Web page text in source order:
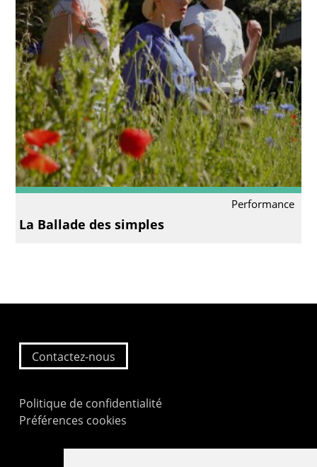
Performance
La Ballade des simples
Contactez-nous
Politique de confidentialité
Préférences cookies